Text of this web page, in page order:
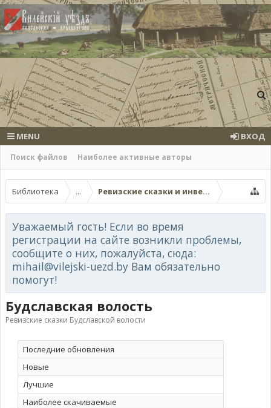
Поиск файлов Наиболее активные авторы
MENU ВХОД
Библиотека ... Ревизские сказки и инвентари
Уважаемый гость! Если во время
регистрации на сайте возникли проблемы,
сообщите о них, пожалуйста, сюда:
mihail@vilejski-uezd.by Вам обязательно
помогут!
Будславская волость
Ревизские сказки Будславской волости
Последние обновления
Новые
Лучшие
Наиболее скачиваемые